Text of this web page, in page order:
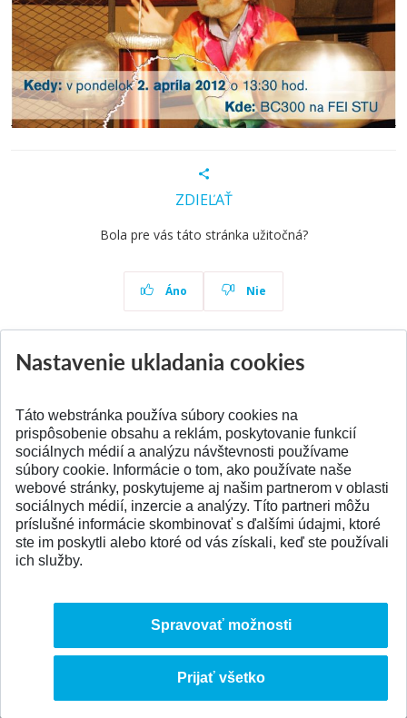
ZDIEĽAŤ
Bola pre vás táto stránka užitočná?
Áno Nie
SPÄŤ NA VRCH
Nastavenie ukladania cookies
Táto webstránka používa súbory cookies na
prispôsobenie obsahu a reklám, poskytovanie funkcií
sociálnych médií a analýzu návštevnosti používame
súbory cookie. Informácie o tom, ako používate naše
webové stránky, poskytujeme aj našim partnerom v oblasti
sociálnych médií, inzercie a analýzy. Títo partneri môžu
príslušné informácie skombinovať s ďalšími údajmi, ktoré
ste im poskytli alebo ktoré od vás získali, keď ste používali
ich služby.
Spravovať možnosti
Prijať všetko